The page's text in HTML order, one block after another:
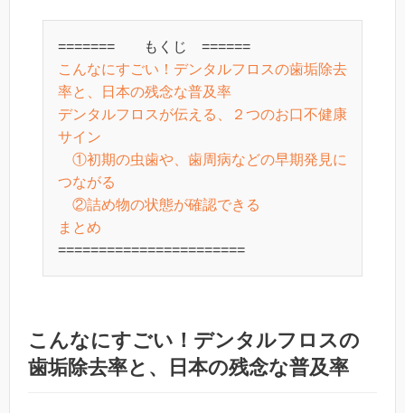
======= もくじ ======
こんなにすごい！デンタルフロスの歯垢除去
率と、日本の残念な普及率
デンタルフロスが伝える、２つのお口不健康
サイン
①初期の虫歯や、歯周病などの早期発見に
つながる
②詰め物の状態が確認できる
まとめ
=======================
こんなにすごい！デンタルフロスの
歯垢除去率と、日本の残念な普及率